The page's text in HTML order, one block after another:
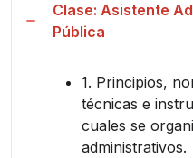
Clase: Asistente
Pública
1. Principios,
técnicas e
cuales se
administrativos.